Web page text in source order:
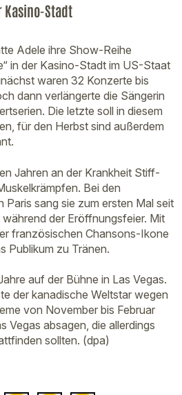
Kasino-Stadt
Adele ihre Show-Reihe
in der Kasino-Stadt im US-Staat
waren 32 Konzerte bis
dann verlängerte die Sängerin
Die letzte soll in diesem
für den Herbst sind außerdem
Jahren an der Krankheit Stiff-
Bei den
Paris sang sie zum ersten Mal seit
der Eröffnungsfeier. Mit
der französischen Chansons-Ikone
Publikum zu Tränen.
auf der Bühne in Las Vegas.
der kanadische Weltstar wegen
von November bis Februar
Vegas absagen, die allerdings
sollten. (dpa)